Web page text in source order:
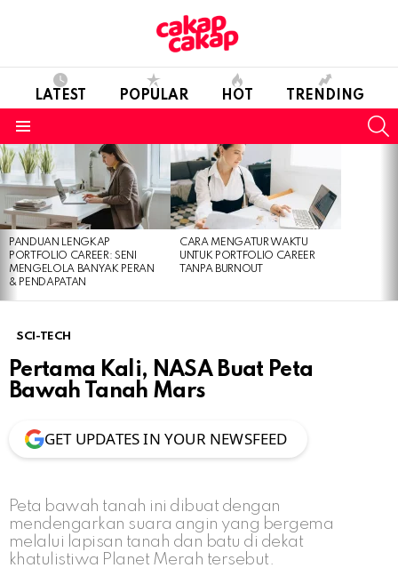
LATEST POPULAR HOT TRENDING
LATEST
STORIES
PANDUAN LENGKAP
PORTFOLIO CAREER: SENI
MENGELOLA BANYAK PERAN
& PENDAPATAN
CARA MENGATUR WAKTU
UNTUK PORTFOLIO CAREER
TANPA BURNOUT
SCI-TECH
Pertama Kali, NASA Buat Peta
Bawah Tanah Mars
GET UPDATES IN YOUR NEWSFEED
Peta bawah tanah ini dibuat dengan
mendengarkan suara angin yang bergema
melalui lapisan tanah dan batu di dekat
khatulistiwa Planet Merah tersebut.